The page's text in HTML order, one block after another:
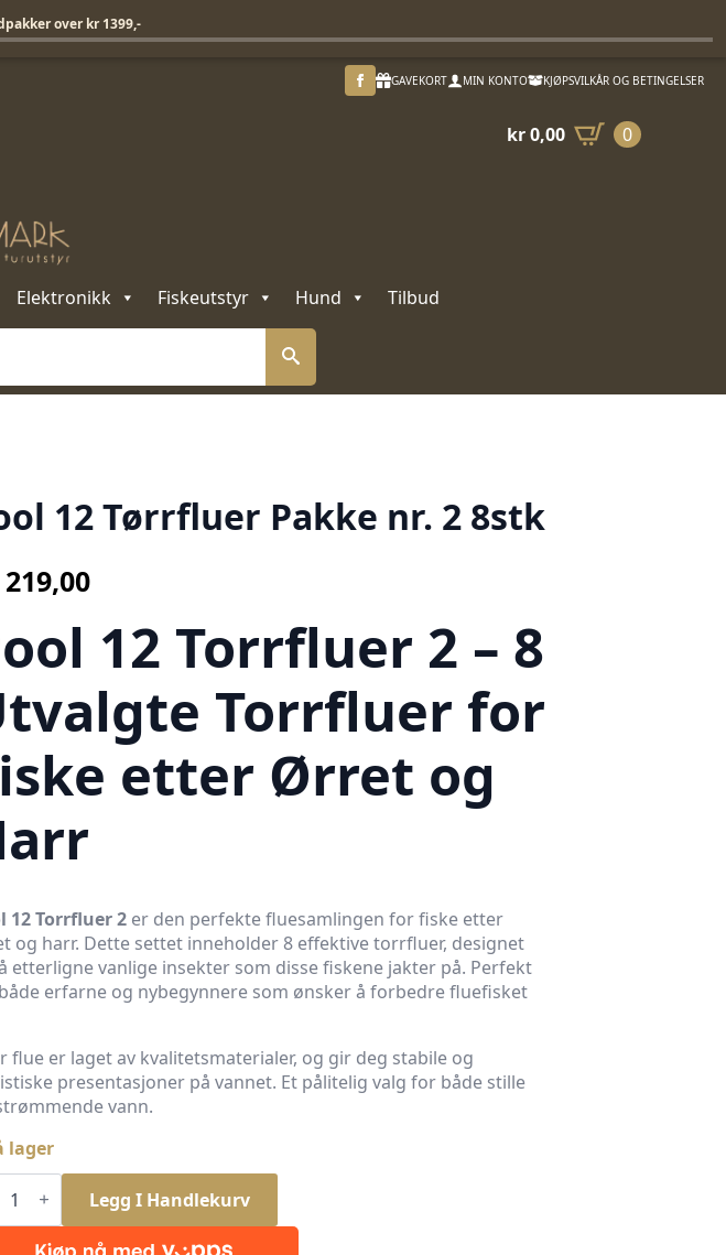
GAVEKORT MIN KONTO KJØPSVILKÅR OG BETINGELSER
kr0,00 0
Elektronikk Fiskeutstyr Hund
Tilbud
12 Tørrfluer Pakke nr. 2 8stk
219,00
12 Torrfluer 2 – 8
Torrfluer for
etter Ørret og
12 Torrfluer 2 er den perfekte fluesamlingen for fiske etter
og harr. Dette settet inneholder 8 effektive torrfluer, designet
etterligne vanlige insekter som disse fiskene jakter på. Perfekt
erfarne og nybegynnere som ønsker å forbedre fluefisket
flue er laget av kvalitetsmaterialer, og gir deg stabile og
presentasjoner på vannet. Et pålitelig valg for både stille
vann.
lager
Legg I Handlekurv
over kr 1399,-